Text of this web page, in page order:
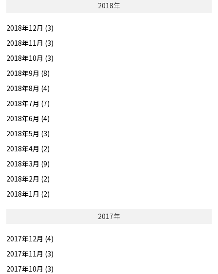
2018年
2018年12月 (3)
2018年11月 (3)
2018年10月 (3)
2018年9月 (8)
2018年8月 (4)
2018年7月 (7)
2018年6月 (4)
2018年5月 (3)
2018年4月 (2)
2018年3月 (9)
2018年2月 (2)
2018年1月 (2)
2017年
2017年12月 (4)
2017年11月 (3)
2017年10月 (3)